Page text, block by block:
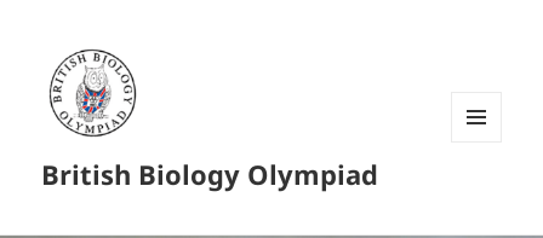
British Biology Olympiad